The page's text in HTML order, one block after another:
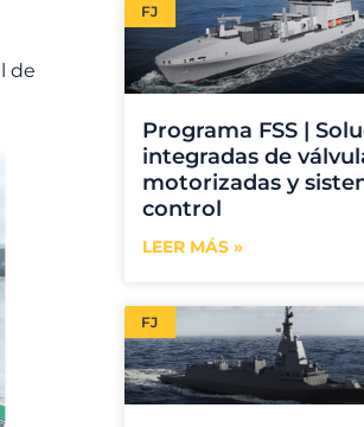
de
FJ
Programa FSS |
integradas de
motorizadas y
control
LEER MÁS »
FJ